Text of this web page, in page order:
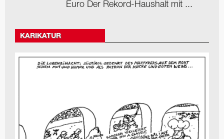
Euro Der Rekord-Haushalt mit ...
KARIKATUR